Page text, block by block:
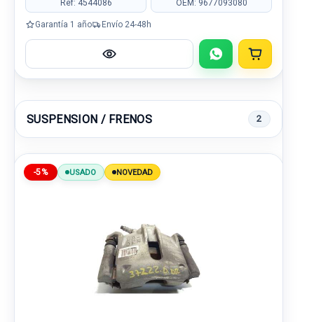
Ref: 4544086 OEM: 9677093080
Garantía 1 año Envío 24-48h
SUSPENSION / FRENOS 2
-5% USADO NOVEDAD